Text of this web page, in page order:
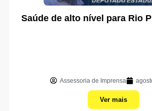
Saúde de alto nível para Rio
Assessoria de Imprensa
Ver mais